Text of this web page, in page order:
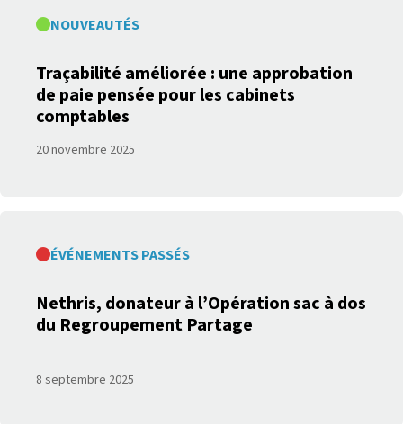
NOUVEAUTÉS
Traçabilité améliorée : une approbation
de paie pensée pour les cabinets
comptables
20 novembre 2025
ÉVÉNEMENTS PASSÉS
Nethris, donateur à l’Opération sac à dos
du Regroupement Partage
8 septembre 2025